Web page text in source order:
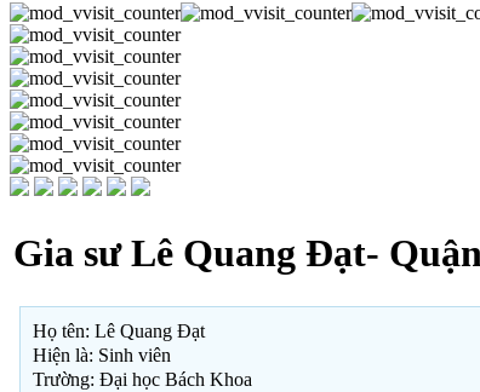
Gia sư Lê Quang Đạt-
Họ tên: Lê Quang Đạt
Hiện là: Sinh viên
Trường: Đại học Bách Khoa